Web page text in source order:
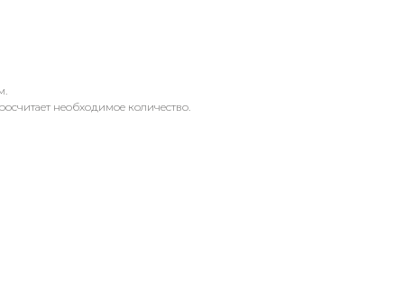
необходимое количество.